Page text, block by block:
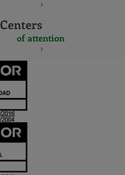
Centers
of attention